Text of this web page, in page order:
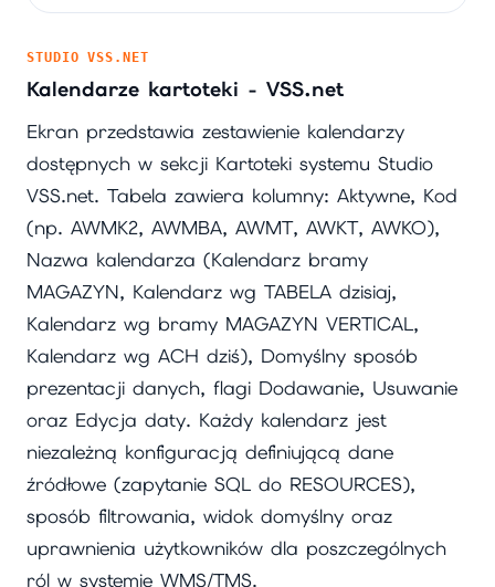
STUDIO VSS.NET
Kalendarze kartoteki - VSS.net
Ekran przedstawia zestawienie kalendarzy
dostępnych w sekcji Kartoteki systemu Studio
VSS.net. Tabela zawiera kolumny: Aktywne, Kod
(np. AWMK2, AWMBA, AWMT, AWKT, AWKO),
Nazwa kalendarza (Kalendarz bramy
MAGAZYN, Kalendarz wg TABELA dzisiaj,
Kalendarz wg bramy MAGAZYN VERTICAL,
Kalendarz wg ACH dziś), Domyślny sposób
prezentacji danych, flagi Dodawanie, Usuwanie
oraz Edycja daty. Każdy kalendarz jest
niezależną konfiguracją definiującą dane
źródłowe (zapytanie SQL do RESOURCES),
sposób filtrowania, widok domyślny oraz
uprawnienia użytkowników dla poszczególnych
ról w systemie WMS/TMS.